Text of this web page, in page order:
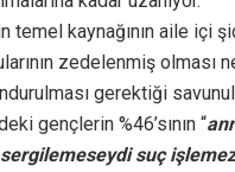
temel kaynağının aile içi
zedelenmiş olması
gerektiği
gençlerin %46’sının “
suç